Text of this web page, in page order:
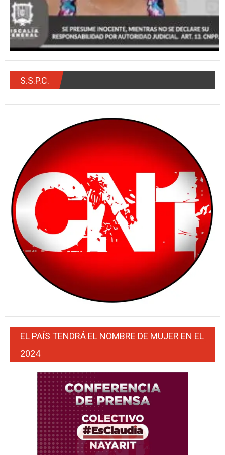
S.S.P.C.
EL PAÍS TENDRÁ EL NOMBRE DE MUJER EN EL
2024